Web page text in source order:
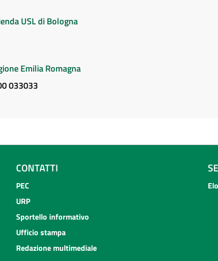
USL di Bologna
Emilia Romagna
033033
CONTATTI
PEC
URP
Sportello informativo
Ufficio stampa
Redazione multimediale